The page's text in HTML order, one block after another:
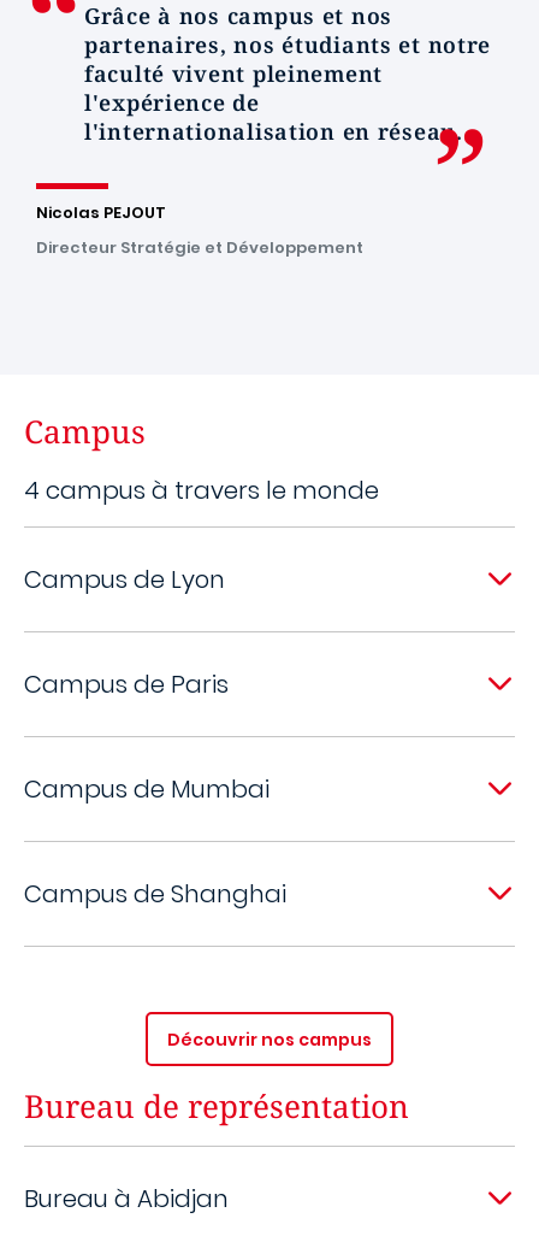
Grâce à nos campus et nos
partenaires, nos étudiants et notre
faculté vivent pleinement
l'expérience de
l'internationalisation en réseau.
Nicolas PEJOUT
Directeur Stratégie et Développement
Campus
4 campus à travers le monde
Campus de Lyon
Campus de Paris
Campus de Mumbai
Campus de Shanghai
Découvrir nos campus
Bureau de représentation
Bureau à Abidjan